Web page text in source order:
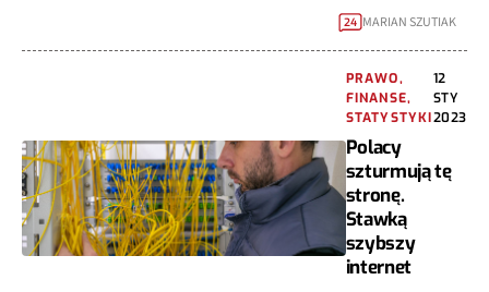
24 MARIAN SZUTIAK
PRAWO,
FINANSE,
STATYSTYKI
12
STY
2023
Polacy
szturmują tę
stronę.
Stawką
szybszy
internet